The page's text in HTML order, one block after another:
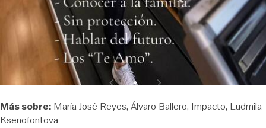
Más sobre: María José Reyes Álvaro Ballero Impacto Ludmila
Ksenofontova